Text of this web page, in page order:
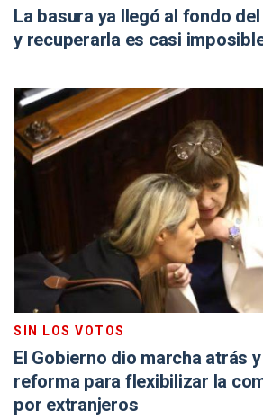
La basura ya llegó al fondo
y recuperarla es casi
SIN LOS VOTOS
El Gobierno dio marcha atrás
reforma para flexibilizar la
por extranjeros